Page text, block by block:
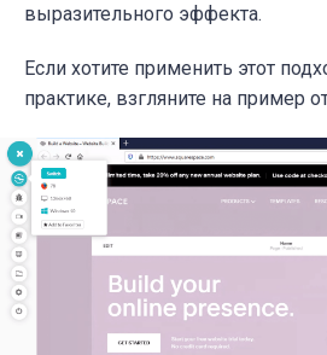
выразительного эффекта.
Если хотите применить этот
практике, взгляните на пример